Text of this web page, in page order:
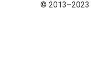
© 2013–2023